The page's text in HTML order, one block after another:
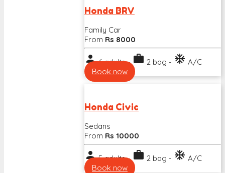
Honda BRV
Family Car
From Rs 8000
person6 adults -work 2 bag - ac_unit A/C
Book now
Honda Civic
Sedans
From Rs 10000
person5 adults -work 2 bag - ac_unit A/C
Book now